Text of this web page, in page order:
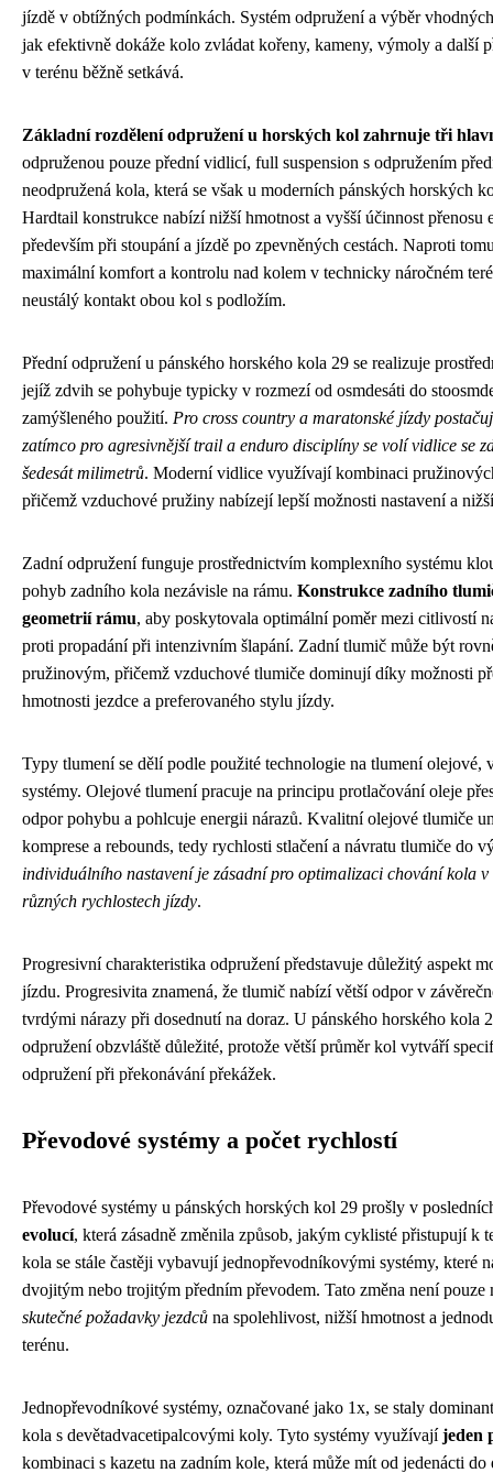
jízdě v obtížných podmínkách. Systém odpružení a výběr
jak efektivně dokáže kolo zvládat kořeny, kameny, výmoly a další
v terénu běžně setkává.
Základní rozdělení odpružení u horských kol zahrnuje tři
odpruženou pouze přední vidlicí, full suspension s odpružením
neodpružená kola, která se však u moderních pánských horských
Hardtail konstrukce nabízí nižší hmotnost a vyšší účinnost přenosu
především při stoupání a jízdě po zpevněných cestách. Naproti
maximální komfort a kontrolu nad kolem v technicky náročném
neustálý kontakt obou kol s podložím.
Přední odpružení u pánského horského kola 29 se realizuje
jejíž zdvih se pohybuje typicky v rozmezí od osmdesáti do
zamýšleného použití. Pro cross country a maratonské jízdy
zatímco pro agresivnější trail a enduro disciplíny se volí vidlice se
šedesát milimetrů. Moderní vidlice využívají kombinaci
přičemž vzduchové pružiny nabízejí lepší možnosti nastavení a
Zadní odpružení funguje prostřednictvím komplexního systému
pohyb zadního kola nezávisle na rámu. Konstrukce zadního
geometrií rámu, aby poskytovala optimální poměr mezi citlivostí
proti propadání při intenzivním šlapání. Zadní tlumič může být
pružinovým, přičemž vzduchové tlumiče dominují díky možnosti
hmotnosti jezdce a preferovaného stylu jízdy.
Typy tlumení se dělí podle použité technologie na tlumení olejové,
systémy. Olejové tlumení pracuje na principu protlačování oleje
odpor pohybu a pohlcuje energii nárazů. Kvalitní olejové tlumiče
komprese a rebounds, tedy rychlosti stlačení a návratu tlumiče do
individuálního nastavení je zásadní pro optimalizaci chování kola
různých rychlostech jízdy.
Progresivní charakteristika odpružení představuje důležitý aspekt
jízdu. Progresivita znamená, že tlumič nabízí větší odpor v
tvrdými nárazy při dosednutí na doraz. U pánského horského kola
odpružení obzvláště důležité, protože větší průměr kol vytváří
odpružení při překonávání překážek.
Převodové systémy a počet rychlostí
Převodové systémy u pánských horských kol 29 prošly v
evolucí, která zásadně změnila způsob, jakým cyklisté přistupují k
kola se stále častěji vybavují jednopřevodníkovými systémy, které
dvojitým nebo trojitým předním převodem. Tato změna není
skutečné požadavky jezdců na spolehlivost, nižší hmotnost a
terénu.
Jednopřevodníkové systémy, označované jako 1x, se staly
kola s devětadvacetipalcovými koly. Tyto systémy využívajíjeden
kombinaci s kazetu na zadním kole, která může mít od jedenácti